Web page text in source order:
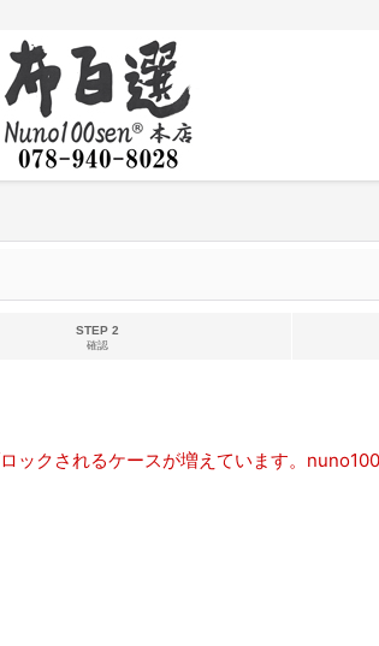
STEP 2
確認
ックされるケースが増えています。